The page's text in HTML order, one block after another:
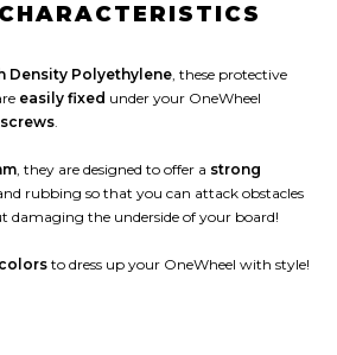
Density Polyethylene, these protective
easily fixed under your OneWheel
.
, they are designed to offer a strong
rubbing so that you can attack obstacles
damaging the underside of your board!
to dress up your OneWheel with style!